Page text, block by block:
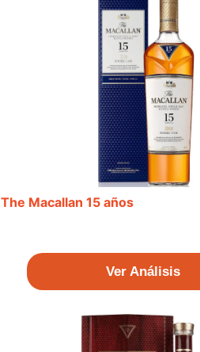
The Macallan 15 años
Ver Análisis